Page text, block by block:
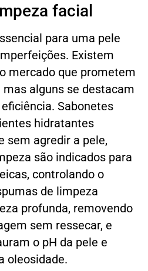
facial
para uma pele
Existem
mercado que prometem
alguns se destacam
Sabonetes
hidratantes
sem agredir a pele,
são indicados para
controlando o
de limpeza
profunda, removendo
sem ressecar, e
o pH da pele e
oleosidade.